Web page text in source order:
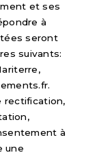
et ses
à
seront
suivants:
rectification,
à
une